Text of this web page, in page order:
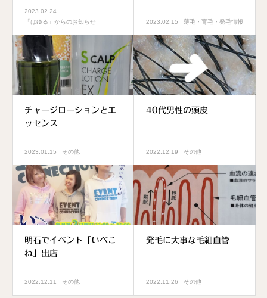
2023.02.24
「はゆる」からのお知らせ
2023.02.15 薄毛・育毛・発毛情報
チャージローションとエ
ッセンス
2023.01.15 その他
40代男性の頭皮
2022.12.19 その他
明石でイベント「いべこ
ね」出店
2022.12.11 その他
発毛に大事な毛細血管
2022.11.26 その他